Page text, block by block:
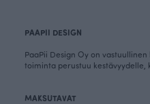
PAAPII DESIGN
PaaPii Design Oy on
toiminta perustuu kestävyydelle,
MAKSUTAVAT